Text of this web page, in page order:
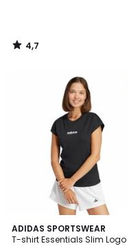
4,7
/
ADIDAS SPORTSWEAR
T-shirt Essentials Slim Logo
4,8
/ 5